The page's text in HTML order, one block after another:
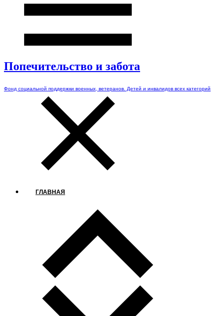
Попечительство и забота
Фонд социальной поддержки военных, ветеранов. Детей и инвалидов всех категорий
ГЛАВНАЯ